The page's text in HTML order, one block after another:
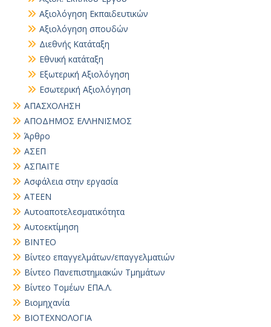
Αξιολόγηση Εκπαιδευτικών
Αξιολόγηση σπουδών
Διεθνής Κατάταξη
Εθνική κατάταξη
Εξωτερική Αξιολόγηση
Εσωτερική Αξιολόγηση
ΑΠΑΣΧΟΛΗΣΗ
ΑΠΟΔΗΜΟΣ ΕΛΛΗΝΙΣΜΟΣ
Άρθρο
ΑΣΕΠ
ΑΣΠΑΙΤΕ
Ασφάλεια στην εργασία
ΑΤΕΕΝ
Αυτοαποτελεσματικότητα
Αυτοεκτίμηση
ΒΙΝΤΕΟ
Βίντεο επαγγελμάτων/επαγγελματιών
Βίντεο Πανεπιστημιακών Τμημάτων
Βίντεο Τομέων ΕΠΑ.Λ.
Βιομηχανία
ΒΙΟΤΕΧΝΟΛΟΓΙΑ